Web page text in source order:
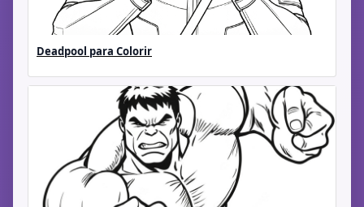
Deadpool para Colorir